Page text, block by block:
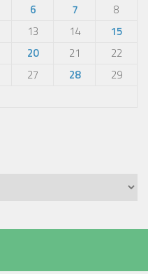
6 7
8
13 14
15
20 21
22
27 28
29